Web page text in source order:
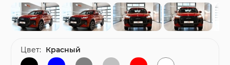
Цвет: Красный